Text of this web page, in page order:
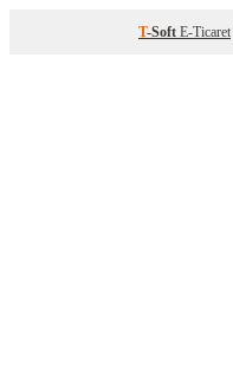
T-Soft E-Ticaret